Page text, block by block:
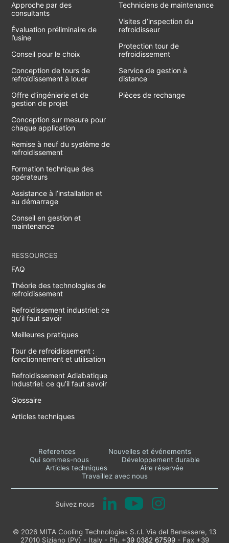
Approche par des
consultants
Évaluation préliminaire de
l’usine
Conseil pour le choix
Conception de tours de
refroidissement à louer
Offre d’ingénierie et de
gestion de projet
Conception sur mesure pour
chaque application
Remise à neuf du système de
refroidissement
Formation technique des
opérateurs
Assistance à l’installation et
au démarrage
Conseil en gestion et
maintenance
Techniciens de maintenance
Visites d’inspection du
refroidisseur
Protection tour de
refroidissement
Service de gestion à
distance
Pièces de rechange
RESSOURCES
FAQ
Théorie des technologies de
refroidissement
Refroidissement industriel: ce
qu’il faut savoir
Meilleures pratiques
Tour de refroidissement :
fonctionnement et utilisation
Refroidissement Adiabatique
Industriel: ce qu’il faut savoir
Glossaire
Articles techniques
References
Nouvelles et événements
Qui sommes-nous
Développement durable
Articles techniques
Aire réservée
Travaillez avec nous
Suivez nous
© 2026 MITA Cooling Technologies S.r.l. Via del Benessere, 13
27010 Siziano (PV) - Italy - Ph. +39 0382 67599- Fax +39